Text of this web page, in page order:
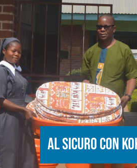
Al sicuro con